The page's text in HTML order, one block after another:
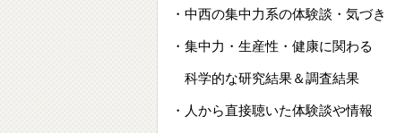
・中西の集中力系の体験談・気づき
・集中力・生産性・健康に関わる
科学的な研究結果＆調査結果
・人から直接聴いた体験談や情報